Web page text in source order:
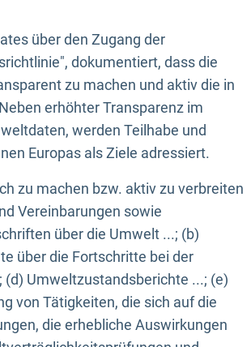
über den Zugang der
dokumentiert, dass die
zu machen und aktiv die in
erhöhter Transparenz im
werden Teilhabe und
Europas als Ziele adressiert.
zu machen bzw. aktiv zu verbreiten
Vereinbarungen sowie
über die Umwelt ...; (b)
über die Fortschritte bei der
Umweltzustandsberichte ...; (e)
von Tätigkeiten, die sich auf die
die erhebliche Auswirkungen